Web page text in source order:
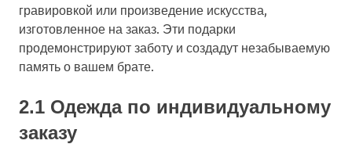
гравировкой или произведение искусства,
изготовленное на заказ. Эти подарки
продемонстрируют заботу и создадут незабываемую
память о вашем брате.
2.1 Одежда по индивидуальному
заказу